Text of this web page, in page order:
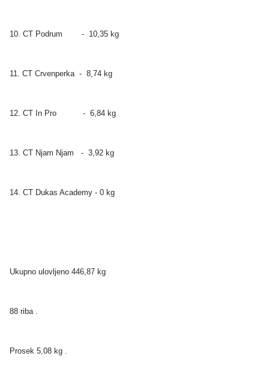
10. CT Podrum - 10,35 kg
11. CT Crvenperka - 8,74 kg
12. CT In Pro - 6,84 kg
13. CT Njam Njam - 3,92 kg
14. CT Dukas Academy - 0 kg
Ukupno ulovljeno 446,87 kg
88 riba .
Prosek 5,08 kg .